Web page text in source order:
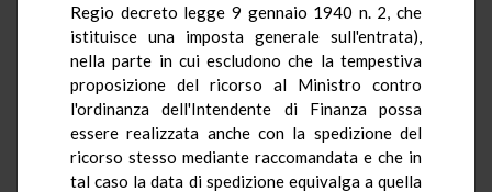
Regio decreto legge 9 gennaio 1940 n. 2, che
istituisce una imposta generale sull'entrata),
nella parte in cui escludono che la tempestiva
proposizione del ricorso al Ministro contro
l'ordinanza dell'Intendente di Finanza possa
essere realizzata anche con la spedizione del
ricorso stesso mediante raccomandata e che in
tal caso la data di spedizione equivalga a quella